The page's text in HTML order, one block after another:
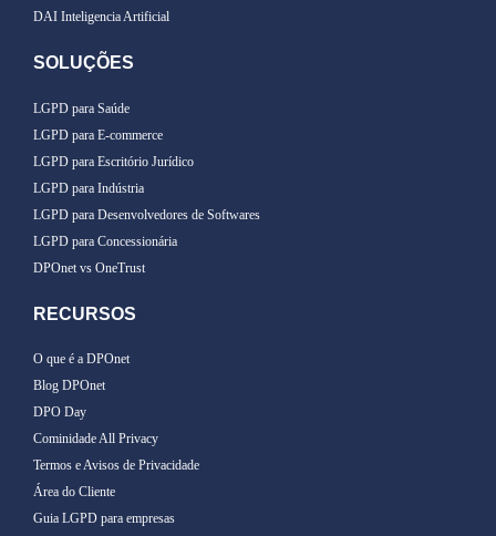
DAI Inteligencia Artificial
SOLUÇÕES
LGPD para Saúde
LGPD para E-commerce
LGPD para Escritório Jurídico
LGPD para Indústria
LGPD para Desenvolvedores de Softwares
LGPD para Concessionária
DPOnet vs OneTrust
RECURSOS
O que é a DPOnet
Blog DPOnet
DPO Day
Cominidade All Privacy
Termos e Avisos de Privacidade
Área do Cliente
Guia LGPD para empresas